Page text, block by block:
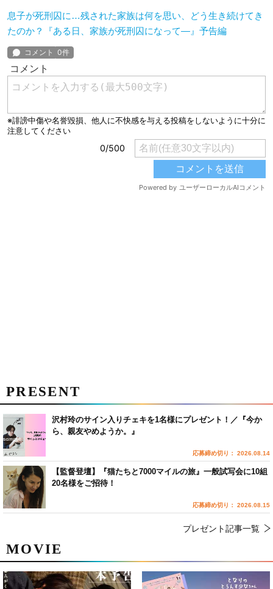
息子が死刑囚に…残された家族は何を思い、どう生き続けてき
たのか？『ある日、家族が死刑囚になって―』予告編
MOVIE
PRESENT
沢村玲のサイン入りチェキを1名様にプレゼント！／『今か
ら、親友やめようか。』
応募締め切り： 2026.08.14
【監督登壇】『猫たちと7000マイルの旅』一般試写会に10組
20名様をご招待！
応募締め切り： 2026.08.15
プレゼント記事一覧